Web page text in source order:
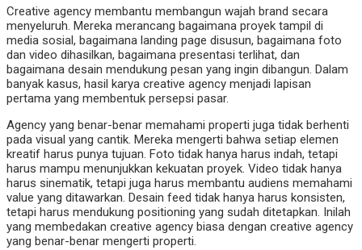
Creative agency membantu membangun wajah brand secara
menyeluruh. Mereka merancang bagaimana proyek tampil di
media sosial, bagaimana landing page disusun, bagaimana foto
dan video dihasilkan, bagaimana presentasi terlihat, dan
bagaimana desain mendukung pesan yang ingin dibangun. Dalam
banyak kasus, hasil karya creative agency menjadi lapisan
pertama yang membentuk persepsi pasar.
Agency yang benar-benar memahami properti juga tidak berhenti
pada visual yang cantik. Mereka mengerti bahwa setiap elemen
kreatif harus punya tujuan. Foto tidak hanya harus indah, tetapi
harus mampu menunjukkan kekuatan proyek. Video tidak hanya
harus sinematik, tetapi juga harus membantu audiens memahami
value yang ditawarkan. Desain feed tidak hanya harus konsisten,
tetapi harus mendukung positioning yang sudah ditetapkan. Inilah
yang membedakan creative agency biasa dengan creative agency
yang benar-benar mengerti properti.